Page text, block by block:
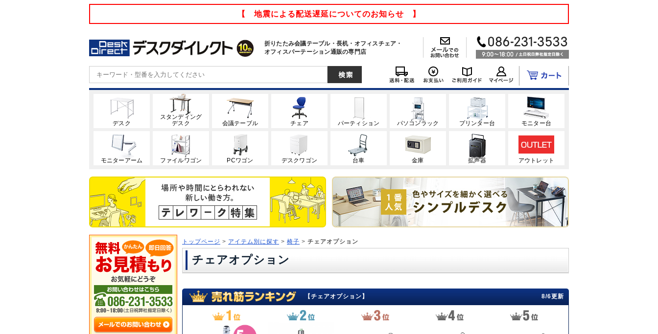
【 地震による配送遅延についてのお知らせ 】
折りたたみ会議テーブル・長机・オフィスチェア・
オフィスパーテーション通販の専門店
デスク
スタンディング
デスク
会議テーブル チェア パーティション パソコンラック プリンター台 モニター台
モニターアーム ファイルワゴン PCワゴン デスクワゴン 台車 金庫 拡声器 アウトレット
トップページ > アイテム別に探す > 椅子 > チェアオプション
チェアオプション
【チェアオプション】 8/6更新